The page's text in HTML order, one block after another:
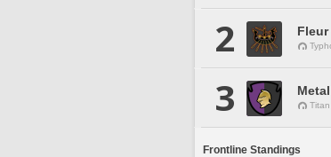
2
3
Frontline Standings